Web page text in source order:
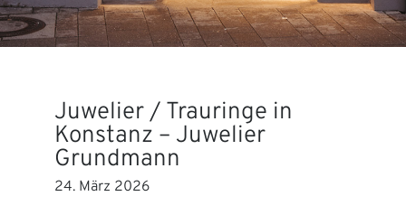
Juwelier / Trauringe in
Konstanz – Juwelier
Grundmann
24. März 2026